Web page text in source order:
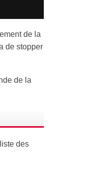
de la
de stopper
de la
des